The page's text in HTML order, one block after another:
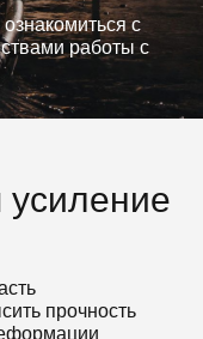
с
работы с
усиление
прочность